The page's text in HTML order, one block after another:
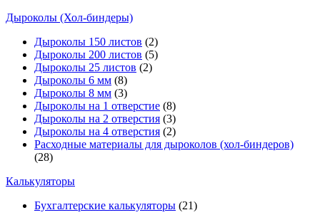
Дыроколы (Хол-биндеры)
Дыроколы 150 листов (2)
Дыроколы 200 листов (5)
Дыроколы 25 листов (2)
Дыроколы 6 мм (8)
Дыроколы 8 мм (3)
Дыроколы на 1 отверстие (8)
Дыроколы на 2 отверстия (3)
Дыроколы на 4 отверстия (2)
Расходные материалы для дыроколов (хол-биндеров)
(28)
Калькуляторы
Бухгалтерские калькуляторы (21)